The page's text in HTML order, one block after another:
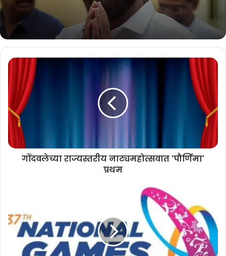
72 च्या दुष्काळानंतर पहिल्यांदा पावसाचे माहेरघर असलेल्या परळी खोऱ्यात
पाऊसाळ्यात देखील पाऊस न पडल्याने परिसरातील शेती धोक्यात आली आणि
गोंदवलेच्या राज्यस्तरीय नाट्यमहोत्सवात 'पौर्णिमा'
प्रथम